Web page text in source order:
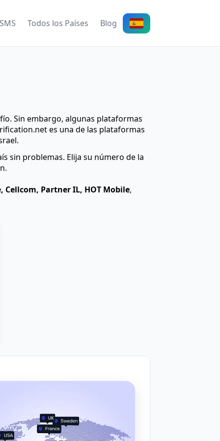
Todos los Países Blog
Sin embargo, algunas plataformas
es una de las plataformas
sin problemas. Elija su número de la
Cellcom, Partner IL, HOT Mobile,